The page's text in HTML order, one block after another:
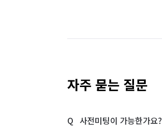
자주 묻는 질문
사전미팅이 가능한가요?